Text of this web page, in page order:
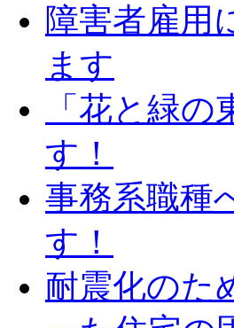
障害者雇用
ます
「花と緑
す！
事務系職種
す！
耐震化のた